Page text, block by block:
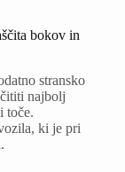
bokov in
stransko
najbolj
toče.
ki je pri